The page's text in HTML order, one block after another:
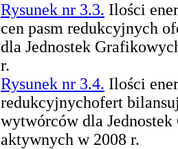
Rysunek nr 3.3. Ilości
cen pasm redukcyjnych
dla Jednostek
r.
Rysunek nr 3.4. Ilości
redukcyjnychofert
wytwórców dla
aktywnych w 2008 r.